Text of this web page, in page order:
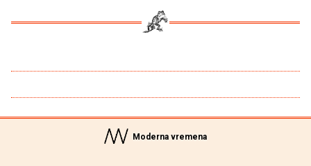
Moderna vremena